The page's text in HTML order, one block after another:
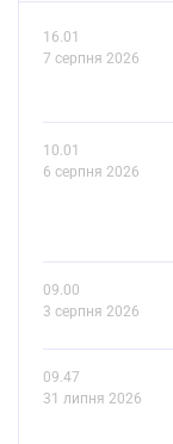
16.01
7 серпня 2026
10.01
6 серпня 2026
09.00
3 серпня 2026
09.47
31 липня 2026